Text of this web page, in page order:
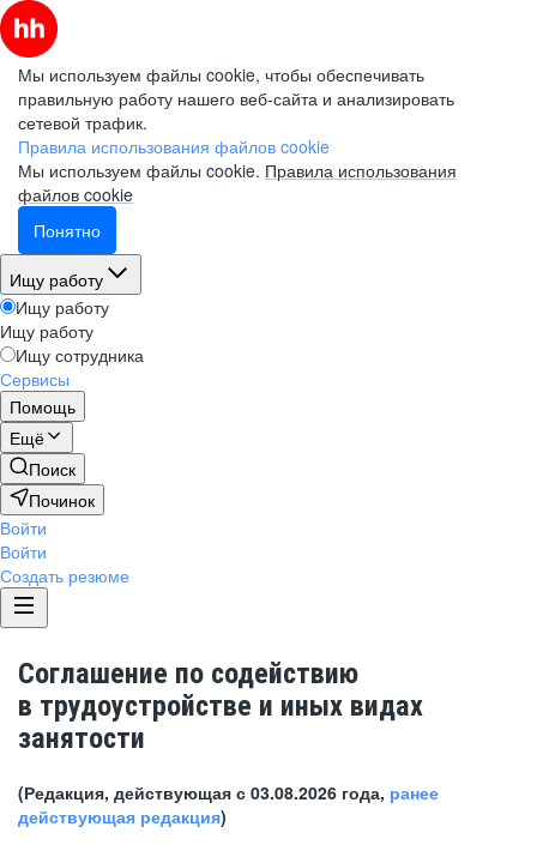
Мы используем файлы cookie, чтобы обеспечивать
правильную работу нашего веб-сайта и анализировать
сетевой трафик.
Правила использования файлов cookie
Мы используем файлы cookie. Правила использования
файлов cookie
Понятно
Ищу работу
Ищу работу
Ищу работу
Ищу сотрудника
Сервисы
Помощь
Ещё
Поиск
Починок
Войти
Войти
Создать резюме
Соглашение по содействию
в трудоустройстве и иных видах
занятости
(Редакция, действующая с 03.08.2026 года, ранее
действующая редакция)